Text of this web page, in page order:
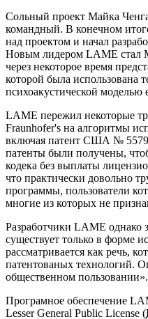
Сольный проект Майка
командный. В конечном
над проектом и начал
Новым лидером LAME стал
через некоторое время
которой была использована
психоакустической моделью
LAME пережил некоторые
Fraunhofer's на алгоритмы
включая патент США №
патенты были получены,
кодека без выплаты
что практически довольно
программы, пользователи
многие из которых не
Разработчики LAME однако
существует только в форме
рассматривается как речь,
патентованых технологий.
общественном пользовании».
Програмное обеспечение
Lesser General Public License (